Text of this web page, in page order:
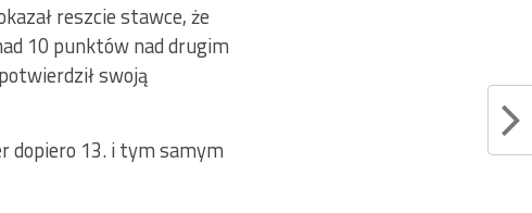
reszcie stawce, że
10 punktów nad drugim
swoją
dopiero 13. i tym samym